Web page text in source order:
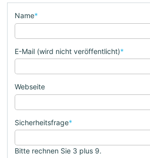
Name*
E-Mail (wird nicht veröffentlicht)*
Webseite
Sicherheitsfrage*
Bitte rechnen Sie 3 plus 9.